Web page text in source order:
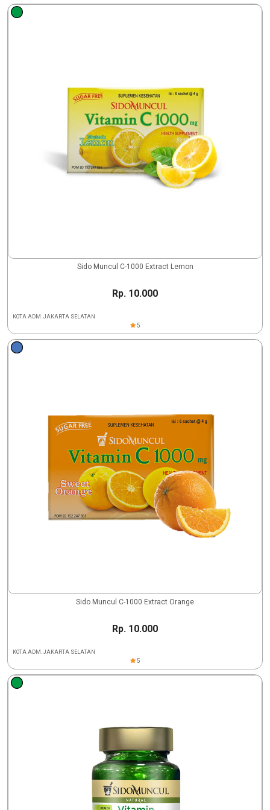
Sido Muncul C-1000 Extract Lemon
Rp. 10.000
KOTA ADM. JAKARTA SELATAN
5
Sido Muncul C-1000 Extract Orange
Rp. 10.000
KOTA ADM. JAKARTA SELATAN
5